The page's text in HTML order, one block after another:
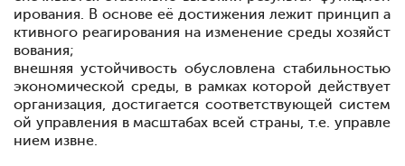
ирования. В основе её достижения лежит принцип а
ктивного реагирования на изменение среды хозяйст
вования;
внешняяустойчивостьобусловлена стабильностью
экономической среды, в рамках которой действует
организация, достигается соответствующей систем
ой управления в масштабах всейстраны, т.е. управле
нием извне.